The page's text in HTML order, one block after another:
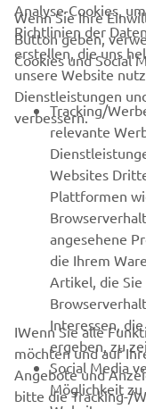
UNTERNEHMEN
B2B
MEHR YAMAHA
SUPPORT
NEWSLETTER
Erfahre als Erster von
Analyse-Cookies,
Richtlinien der
erstellen, die uns
unsere Website
Dienstleistungen
verbessern.
Wenn Sie Ihre
Button geben,
Cookies und Social
Tracking/
relevante
Websites
Plattformen
angesehene
die Ihrem
Artikel, die
Interessen,
ergeben, zu
Social Media
Möglichkeit zu
IWenn Sie alle
möchten und auf
Angebote und
bitte die Tracking-/